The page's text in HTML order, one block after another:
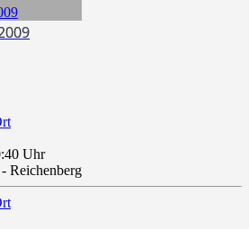
Uhr
Reichenberg